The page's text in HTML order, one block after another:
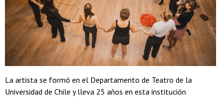
La artista se formó en el Departamento de Teatro de la
Universidad de Chile y lleva 25 años en esta institución